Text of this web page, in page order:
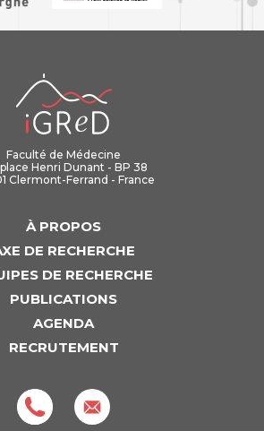
Faculté de Médecine
Henri Dunant - BP 38
Clermont-Ferrand - France
À PROPOS
DE RECHERCHE
DE RECHERCHE
PUBLICATIONS
AGENDA
RECRUTEMENT